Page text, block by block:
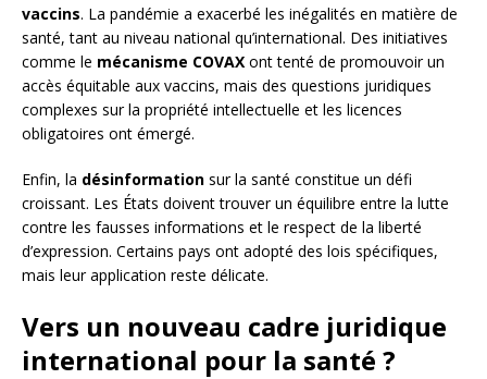
vaccins. La pandémie a exacerbé les inégalités en matière de
santé, tant au niveau national qu’international. Des initiatives
comme le mécanisme COVAX ont tenté de promouvoir un
accès équitable aux vaccins, mais des questions juridiques
complexes sur la propriété intellectuelle et les licences
obligatoires ont émergé.
Enfin, la désinformation sur la santé constitue un défi
croissant. Les États doivent trouver un équilibre entre la lutte
contre les fausses informations et le respect de la liberté
d’expression. Certains pays ont adopté des lois spécifiques,
mais leur application reste délicate.
Vers un nouveau cadre juridique
international pour la santé ?